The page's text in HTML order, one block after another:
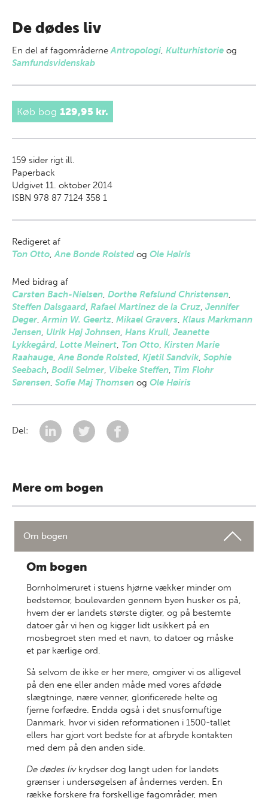
De dødes liv
En del af fagområderneAntropologi, Kulturhistorie og
Samfundsvidenskab
Køb bog 129,95 kr.
159 sider rigt ill.
Paperback
Udgivet 11. oktober 2014
ISBN 978 87 7124 358 1
Redigeret af
Ton Otto,Ane Bonde Rolstedog Ole Høiris
Med bidrag af
Carsten Bach-Nielsen, Dorthe Refslund Christensen,
Steffen Dalsgaard, Rafael Martinez de la Cruz, Jennifer
Deger,Armin W. Geertz, Mikael Gravers, Klaus Markmann
Jensen, Ulrik Høj Johnsen, Hans Krull, Jeanette
Lykkegård, Lotte Meinert, Ton Otto, Kirsten Marie
Raahauge,Ane Bonde Rolsted, Kjetil Sandvik, Sophie
Seebach, Bodil Selmer, Vibeke Steffen, Tim Flohr
Sørensen, Sofie Maj Thomsen og Ole Høiris
Del:
Mere om bogen
Om bogen
Om bogen
Bornholmeruret i stuens hjørne vækker minder om
bedstemor, boulevarden gennem byen husker os på,
hvem der er landets største digter, og på bestemte
datoer går vi hen og kigger lidt usikkert på en
mosbegroet sten med et navn, to datoer og måske
et par kærlige ord.
Så selvom de ikke er her mere, omgiver vi os alligevel
på den ene eller anden måde med vores afdøde
slægtninge, nære venner, glorificerede helte og
fjerne forfædre. Endda også i det snusfornuftige
Danmark, hvor vi siden reformationen i 1500-tallet
ellers har gjort vort bedste for at afbryde kontakten
med dem på den anden side.
De dødes livkrydser dog langt uden for landets
grænser i undersøgelsen af åndernes verden. En
række forskere fra forskellige fagområder, men